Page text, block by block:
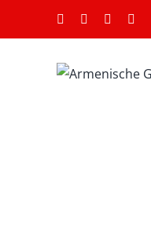
FacebookInstagramYouTube